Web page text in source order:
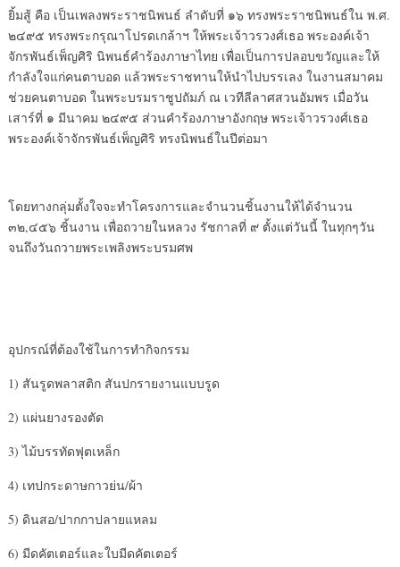
ยิ้มสู้ คือ เป็นเพลงพระราชนิพนธ์ ลำดับที่ ๑๖ ทรงพระราชนิพนธ์ใน พ.ศ.
๒๔๙๕ ทรงพระกรุณาโปรดเกล้าฯ ให้พระเจ้าวรวงศ์เธอ พระองค์เจ้า
จักรพันธ์เพ็ญศิริ นิพนธ์คำร้องภาษาไทย เพื่อเป็นการปลอบขวัญและให้
กำลังใจแก่คนตาบอด แล้วพระราชทานให้นำไปบรรเลง ในงานสมาคม
ช่วยคนตาบอด ในพระบรมราชูปถัมภ์ ณ เวทีลีลาศสวนอัมพร เมื่อวัน
เสาร์ที่ ๑ มีนาคม ๒๔๙๕ ส่วนคำร้องภาษาอังกฤษ พระเจ้าวรวงศ์เธอ
พระองค์เจ้าจักรพันธ์เพ็ญศิริ ทรงนิพนธ์ในปีต่อมา
โดยทางกลุ่มตั้งใจจะทำโครงการและจำนวนชิ้นงานให้ได้จำนวน
๓๒,๔๕๖ ชิ้นงาน เพื่อถวายในหลวง รัชกาลที่ ๙ ตั้งแต่วันนี้ ในทุกๆวัน
จนถึงวันถวายพระเพลิงพระบรมศพ
อุปกรณ์ที่ต้องใช้ในการทำกิจกรรม
1) สันรูดพลาสติก สันปกรายงานแบบรูด
2) แผ่นยางรองตัด
3) ไม้บรรทัดฟุตเหล็ก
4) เทปกระดาษกาวย่น/ผ้า
5) ดินสอ/ปากกาปลายแหลม
6) มีดคัตเตอร์และใบมีดคัตเตอร์